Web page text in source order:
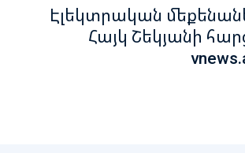
Էլեկտրական
Հայկ Շեկյանի